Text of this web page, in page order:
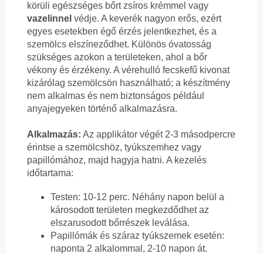
körüli egészséges bőrt zsíros krémmel vagy
vazelinnel védje. A keverék nagyon erős, ezért
egyes esetekben égő érzés jelentkezhet, és a
szemölcs elszíneződhet. Különös óvatosság
szükséges azokon a területeken, ahol a bőr
vékony és érzékeny. A vérehulló fecskefű kivonat
kizárólag szemölcsön használható; a készítmény
nem alkalmas és nem biztonságos például
anyajegyeken történő alkalmazásra.
Alkalmazás: Az applikátor végét 2-3 másodpercre
érintse a szemölcshöz, tyúkszemhez vagy
papillómához, majd hagyja hatni. A kezelés
időtartama:
Testen: 10-12 perc. Néhány napon belül a
károsodott területen megkezdődhet az
elszarusodott bőrrészek leválása.
Papillómák és száraz tyúkszemek esetén:
naponta 2 alkalommal, 2-10 napon át.